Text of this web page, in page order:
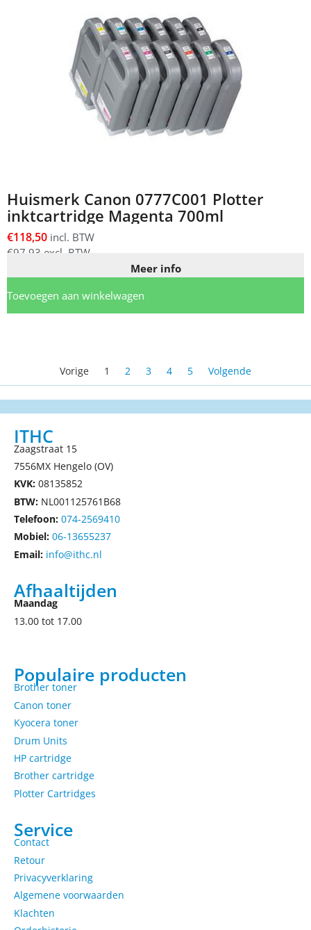
Huismerk Canon 0777C001 Plotter
inktcartridge Magenta 700ml
€118,50 incl. BTW
€97,93 excl. BTW
Meer info
Toevoegen aan winkelwagen
Vorige 1 2 3 4 5 Volgende
ITHC
Zaagstraat 15
7556MX Hengelo (OV)
KVK: 08135852
BTW: NL001125761B68
Telefoon: 074-2569410
Mobiel: 06-13655237
Email: info@ithc.nl
Afhaaltijden
Maandag
13.00 tot 17.00
Populaire producten
Brother toner
Canon toner
Kyocera toner
Drum Units
HP cartridge
Brother cartridge
Plotter Cartridges
Service
Contact
Retour
Privacyverklaring
Algemene voorwaarden
Klachten